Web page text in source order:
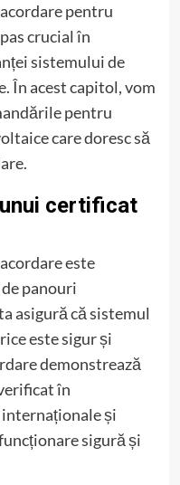
pentru
crucial în
sistemului de
În acest capitol, vom
pentru
care doresc să
certificat
este
panouri
asigură că sistemul
este sigur și
demonstrează
în
și
sigură și